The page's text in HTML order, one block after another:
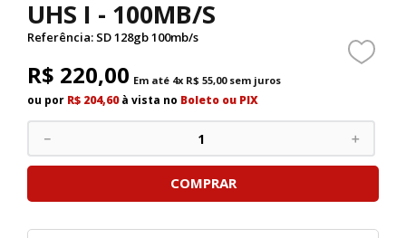
UHS I - 100MB/S
Referência: SD 128gb 100mb/s
R$ 220,00 Em até 4x R$ 55,00sem juros
ou por R$ 204,60à vista no Boleto ou PIX
＋
－
COMPRAR